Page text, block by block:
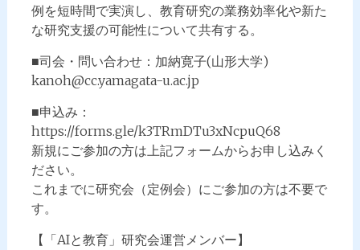
例を短時間で実演し、教育研究の業務効率化や新た
な研究支援の可能性について共有する。
■司会・問い合わせ：加納寛子(山形大学)
kanoh@cc.yamagata-u.ac.jp
■申込み：
https://forms.gle/k3TRmDTu3xNcpuQ68
新規にご参加の方は上記フォームからお申し込みく
ださい。
これまでに研究会（定例会）にご参加の方は不要で
す。
【「AIと教育」研究会運営メンバー】